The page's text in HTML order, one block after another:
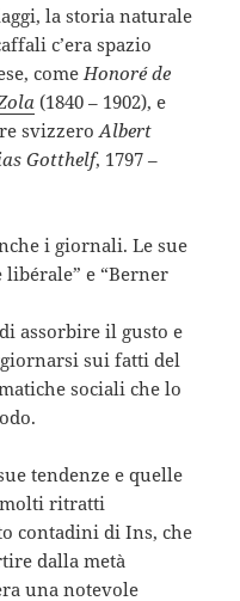
la storia naturale
c’era spazio
come Honoré de
(1840 – 1902), e
svizzeroAlbert
Gotthelf, 1797 –
i giornali. Le sue
libérale” e “Berner
assorbire il gusto e
sui fatti del
sociali che lo
tendenze e quelle
ritratti
contadini di Ins, che
dalla metà
una notevole